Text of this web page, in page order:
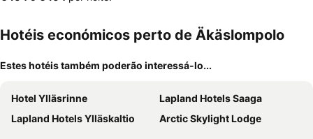
Hotéis económicos perto de Äkäslompolo
Estes hotéis também poderão interessá-lo...
Hotel Ylläsrinne
Lapland Hotels Saaga
Lapland Hotels Ylläskaltio
Arctic Skylight Lodge